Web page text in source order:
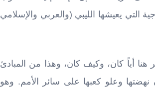
التي يعيشها الليبي (والعربي والإسلامي
هنا أياً كان، وكيف كان، وهذا من المبادئ
نهضتها وعلو كعبها على سائر الأمم. وهو